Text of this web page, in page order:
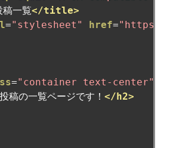
稿一覧</title>
="stylesheet" href="https://
="container text-center"
投稿の一覧ページです！ </h2>